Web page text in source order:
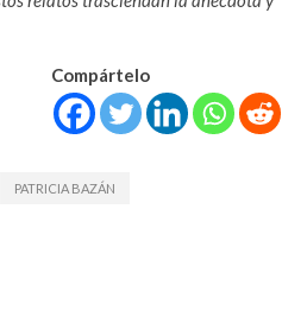
Compártelo
PATRICIA BAZÁN